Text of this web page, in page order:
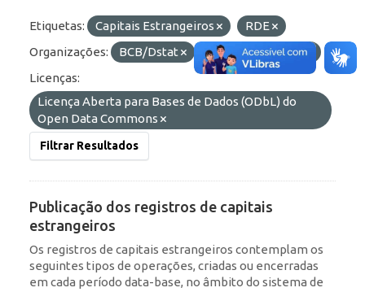
Etiquetas: Capitais Estrangeiros
RDE
Organizações:
BCB/Dstat Formatos:
OData
Licenças:
Licença Aberta para Bases de Dados (ODbL) do
Open Data Commons
Filtrar Resultados
Publicação dos registros de capitais
estrangeiros
Os registros de capitais estrangeiros contemplam os
seguintes tipos de operações, criadas ou encerradas
em cada período data-base, no âmbito do sistema de